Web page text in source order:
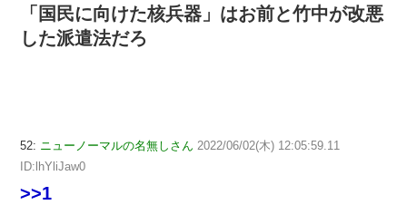
「国民に向けた核兵器」はお前と竹中が改悪
した派遣法だろ
52: ニューノーマルの名無しさん 2022/06/02(木) 12:05:59.11
ID:lhYliJaw0
>>1